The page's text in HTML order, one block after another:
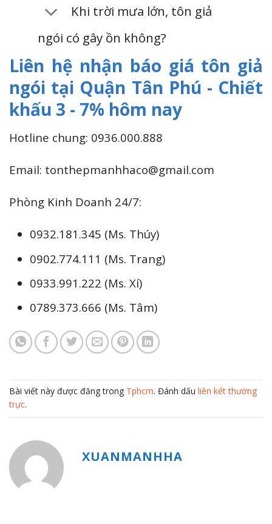
Khi trời mưa lớn, tôn giả
ngói có gây ồn không?
Liên hệ nhận báo giá tôn giả
ngói tại Quận Tân Phú - Chiết
khấu 3 - 7% hôm nay
Hotline chung: 0936.000.888
Email: tonthepmanhhaco@gmail.com
Phòng Kinh Doanh 24/7:
0932.181.345 (Ms. Thúy)
0902.774.111 (Ms. Trang)
0933.991.222 (Ms. Xí)
0789.373.666 (Ms. Tâm)
Bài viết này được đăng trong Tphcm. Đánh dấu liên kết thường
trực.
XUANMANHHA